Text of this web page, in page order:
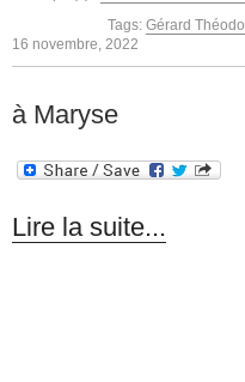
Tags: Gérard
16 novembre, 2022
à Maryse
Lire la suite...